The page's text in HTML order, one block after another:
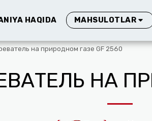
HAQIDA MAHSULOTLAR
на природном газе GF 2560
НА